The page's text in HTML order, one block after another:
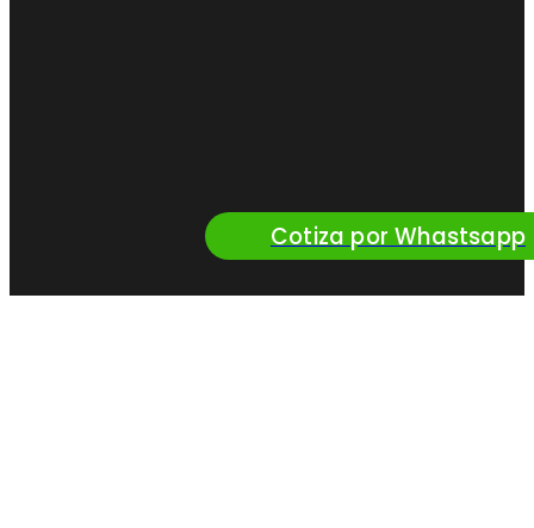
Cotiza por Whastsapp